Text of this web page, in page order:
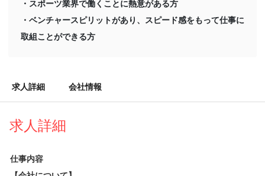
・スポーツ業界で働くことに熱意がある方
・ベンチャースピリットがあり、スピード感をもって仕事に
取組ことができる方
求人詳細 会社情報
求人詳細
仕事内容